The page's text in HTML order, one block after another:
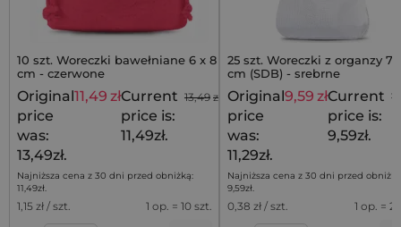
10 szt. Woreczki bawełniane 6 x 8
cm - czerwone
13,49 zł
Original
price
was:
13,49zł.
11,49 złCurrent
price is:
11,49zł.
Najniższa cena z 30 dni przed obniżką:
11,49zł.
1,15 zł / szt. 1 op. = 10 szt.
25 szt. Woreczki z organzy 7
cm (SDB) - srebrne
Original
price
was:
11,29zł.
9,59 złCurrent
price is:
9,59zł.
Najniższa cena z 30 dni przed
9,59zł.
0,38 zł / szt. 1 op. =